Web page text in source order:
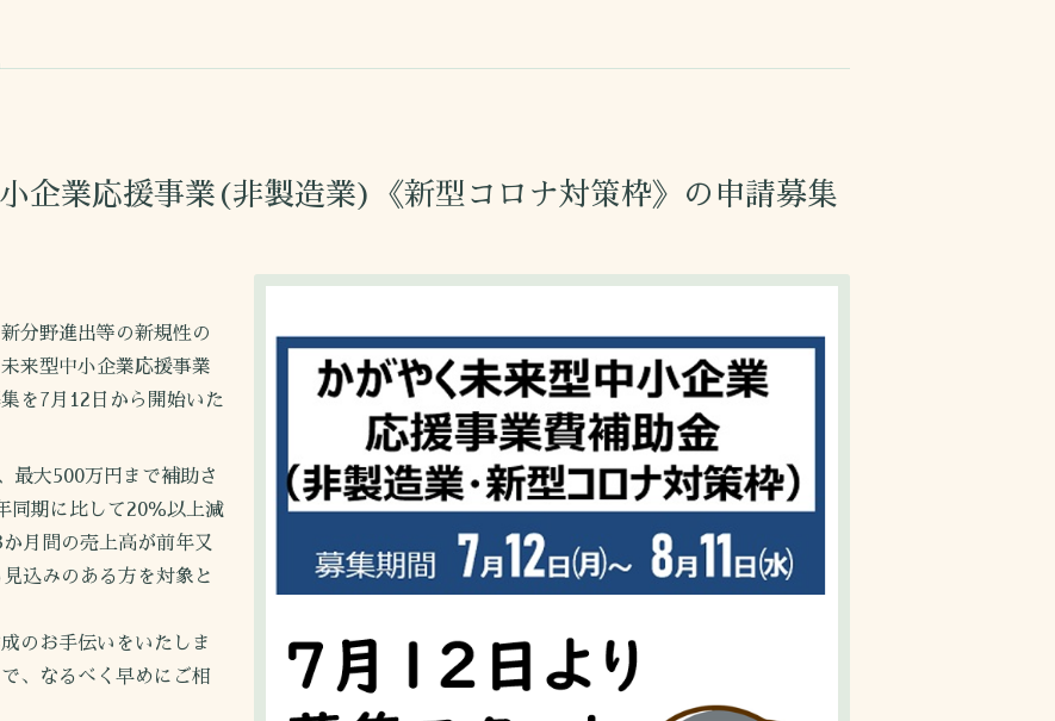
企業応援事業(非製造業)《新型コロナ対策枠》の申請募集
分野進出等の新規性の
来型中小企業応援事業
を7月12日から開始いた
大500万円まで補助さ
同期に比して20％以上減
月間の売上高が前年又
込みのある方を対象と
のお手伝いをいたしま
、なるべく早めにご相